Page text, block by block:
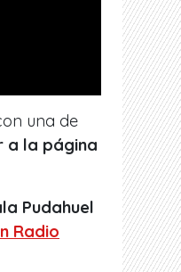
una de
a la página
Pudahuel
Radio